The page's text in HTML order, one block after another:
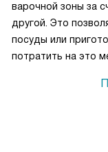
варочной зоны за
другой. Это
посуды или
потратить на это